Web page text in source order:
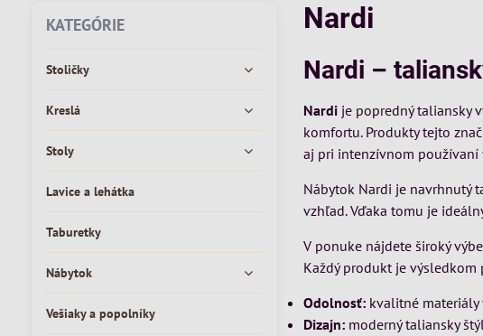
Nardi
Nardi –
Nardi je popredný taliansky
komfortu. Produkty tejto
aj pri intenzívnom používaní
Nábytok Nardi je navrhnutý
vzhľad. Vďaka tomu je
V ponuke nájdete široký
Každý produkt je výsledkom
Odolnosť: kvalitné
Dizajn: moderný taliansky
KATEGÓRIE
Stoličky
Kreslá
Stoly
Lavice a lehátka
Taburetky
Nábytok
Vešiaky a popolníky